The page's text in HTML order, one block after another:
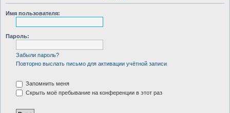
Имя пользователя:
Пароль:
Забыли пароль?
Повторно выслать письмо для активации учётной записи
Запомнить меня
Скрыть моё пребывание на конференции в этот раз